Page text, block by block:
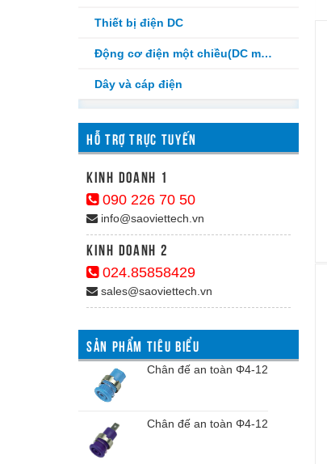
Thiết bị điện DC
Động cơ điện một chiều(DC motor)
Dây và cáp điện
HỖ TRỢ TRỰC TUYẾN
kinh doanh 1
090 226 70 50
info@saoviettech.vn
Kinh doanh 2
024.85858429
sales@saoviettech.vn
SẢN PHẨM TIÊU BIỂU
Chân đế an toàn Φ4-12
Chân đế an toàn Φ4-12